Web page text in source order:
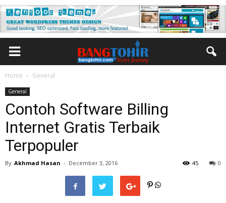
Home General
General
Contoh Software Billing
Internet Gratis Terbaik
Terpopuler
By Akhmad Hasan - December 3, 2016 0
45